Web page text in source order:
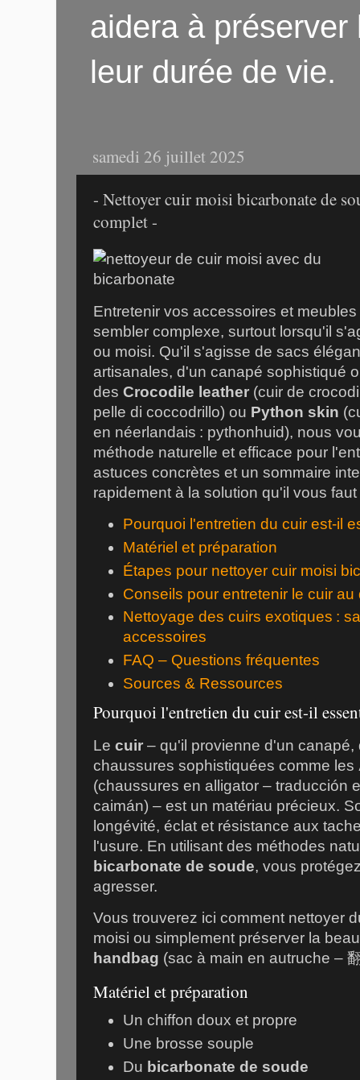
aidera à
leur durée de vie.
samedi 26 juillet 2025
- Nettoyer cuir moisi bicarbonate de
complet -
Entretenir vos accessoires et
sembler complexe, surtout lorsqu'il
ou moisi. Qu'il s'agisse de sacs
artisanales, d'un canapé sophistiqué
des Crocodile leather (cuir de
pelle di coccodrillo) ou Python skin
en néerlandais : pythonhuid), nous
méthode naturelle et efficace pour
astuces concrètes et un sommaire
rapidement à la solution qu'il vous faut
Pourquoi l'entretien du cuir est-il
Matériel et préparation
Étapes pour nettoyer cuir moisi
Conseils pour entretenir le cuir au
Nettoyage des cuirs exotiques :
accessoires
FAQ – Questions fréquentes
Sources & Ressources
Pourquoi l'entretien du cuir est-il
Le cuir – qu'il provienne d'un
chaussures sophistiquées comme les
(chaussures en alligator – traducción
caimán) – est un matériau précieux.
longévité, éclat et résistance aux
l'usure. En utilisant des méthodes
bicarbonate de soude, vous
agresser.
Vous trouverez ici comment nettoyer
moisi ou simplement préserver la
handbag (sac à main en autruche –
Matériel et préparation
Un chiffon doux et propre
Une brosse souple
Du bicarbonate de soude